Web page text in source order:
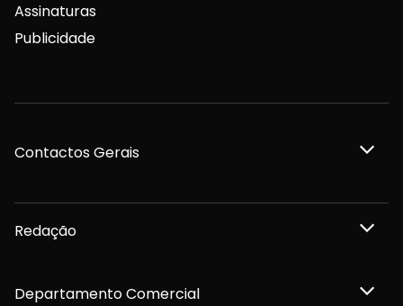
Assinaturas
Publicidade
Contactos Gerais
Redação
Departamento Comercial